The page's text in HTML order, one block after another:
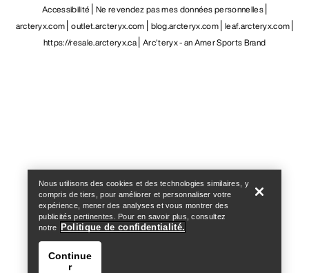
Accessibilité Ne revendez pas mes données personnelles
arcteryx.com outlet.arcteryx.com blog.arcteryx.com leaf.arcteryx.com
https://resale.arcteryx.ca Arc'teryx - an Amer Sports Brand
Nous utilisons des cookies et des technologies similaires, y
compris de tiers, pour améliorer et personnaliser votre
expérience, mener des analyses et vous montrer des
publicités pertinentes. Pour en savoir plus, consultez
notre
Politique de confidentialité.
Continue
r